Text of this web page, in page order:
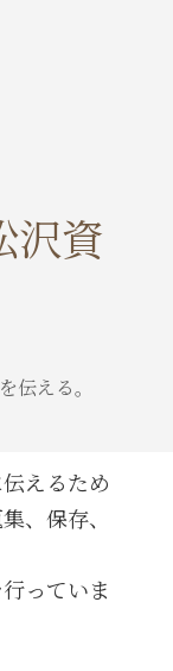
沢資
伝える。
えるため
、保存、
っていま